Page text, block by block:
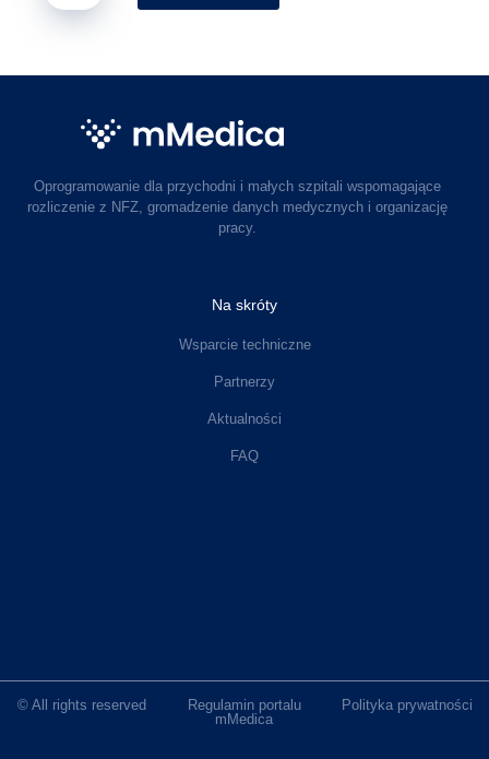
Oprogramowanie dla przychodni i małych szpitali wspomagające
rozliczenie z NFZ, gromadzenie danych medycznych i organizację
pracy.
Na skróty
Wsparcie techniczne
Partnerzy
Aktualności
FAQ
© All rights reserved
Regulamin portalu
mMedica
Polityka prywatności